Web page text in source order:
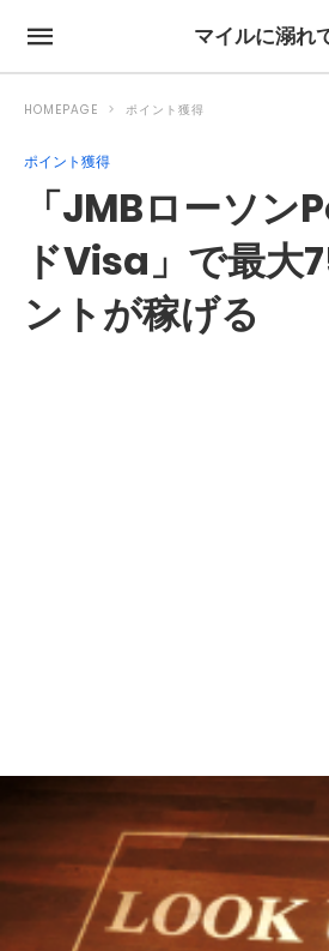
マイルに溺れ
HOMEPAGE ポイント獲得
ポイント獲得
「JMBローソ
ドVisa」で最大
ントが稼げる